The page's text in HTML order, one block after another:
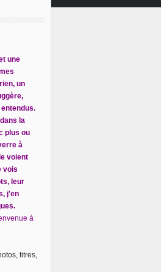
une
un
la
plus ou
à
voient
vois
leur
j'en
à
titres,